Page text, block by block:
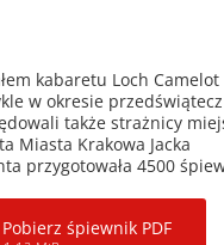
kabaretu Loch Camelot
w okresie
także strażnicy
Miasta Krakowa Jacka
przygotowała 4500
Pobierz śpiewnik PDF